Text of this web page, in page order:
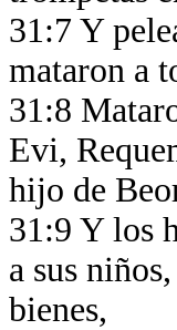
31:7 Y
mataron a
31:8
Evi,
hijo de
31:9 Y los
a sus
bienes,